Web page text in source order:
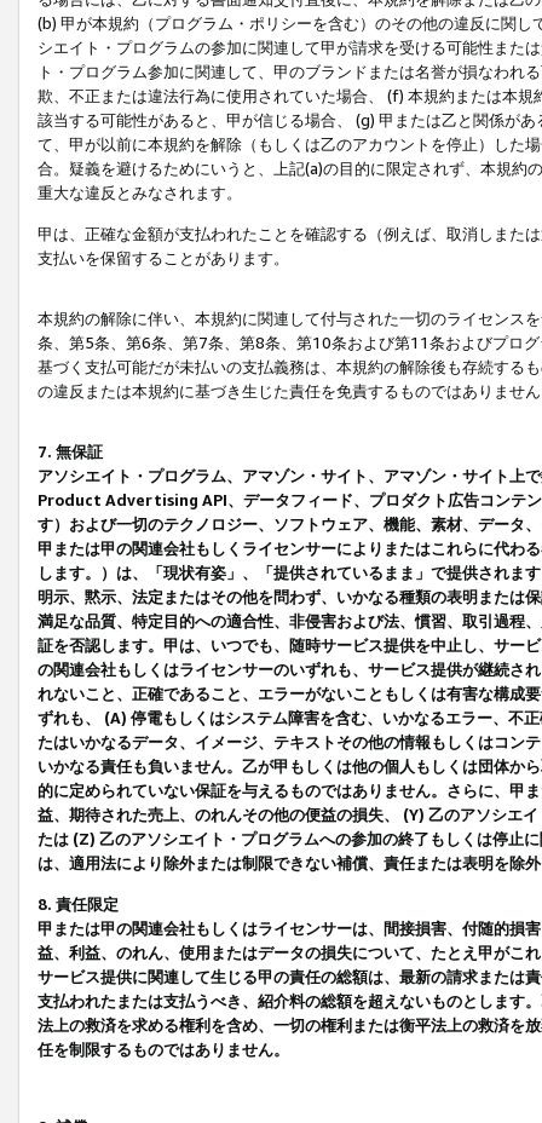
(b) 甲が本規約（プログラム・ポリシーを含む）のその他の違反に関
シエイト・プログラムの参加に関連して甲が請求を受ける可能性また
ト・プログラム参加に関連して、甲のブランドまたは名誉が損なわれ
欺、不正または違法行為に使用されていた場合、 (f) 本規約または本
該当する可能性があると、甲が信じる場合、 (g) 甲または乙と関係が
て、甲が以前に本規約を解除（もしくは乙のアカウントを停止）した
合。疑義を避けるためにいうと、上記(a)の目的に限定されず、本規
重大な違反とみなされます。
甲は、正確な金額が支払われたことを確認する（例えば、取消しまた
支払いを保留することがあります。
本規約の解除に伴い、本規約に関連して付与された一切のライセンス
条、第5条、第6条、第7条、第8条、第10条および第11条およびプロ
基づく支払可能だが未払いの支払義務は、本規約の解除後も存続する
の違反または本規約に基づき生じた責任を免責するものではありませ
7. 無保証
アソシエイト・プログラム、アマゾン・サイト、アマゾン・サイト上
Product Advertising API、データフィード、プロダクト広告コンテ
す）および一切のテクノロジー、ソフトウェア、機能、素材、データ
甲または甲の関連会社もしくライセンサーによりまたはこれらに代わ
します。）は、「現状有姿」、「提供されているまま」で提供されま
明示、黙示、法定またはその他を問わず、いかなる種類の表明または
満足な品質、特定目的への適合性、非侵害および法、慣習、取引過程
証を否認します。甲は、いつでも、随時サービス提供を中止し、サー
の関連会社もしくはライセンサーのいずれも、サービス提供が継続さ
れないこと、正確であること、エラーがないこともしくは有害な構成
ずれも、 (A) 停電もしくはシステム障害を含む、いかなるエラー、不
たはいかなるデータ、イメージ、テキストその他の情報もしくはコン
いかなる責任も負いません。乙が甲もしくは他の個人もしくは団体か
的に定められていない保証を与えるものではありません。さらに、甲
益、期待された売上、のれんその他の便益の損失、 (Y) 乙のアソシエ
たは (Z) 乙のアソシエイト・プログラムへの参加の終了もしくは停止
は、適用法により除外または制限できない補償、責任または表明を除
8. 責任限定
甲または甲の関連会社もしくはライセンサーは、間接損害、付随的損
益、利益、のれん、使用またはデータの損失について、たとえ甲がこ
サービス提供に関連して生じる甲の責任の総額は、最新の請求または
支払われたまたは支払うべき、紹介料の総額を超えないものとします
法上の救済を求める権利を含め、一切の権利または衡平法上の救済を
任を制限するものではありません。